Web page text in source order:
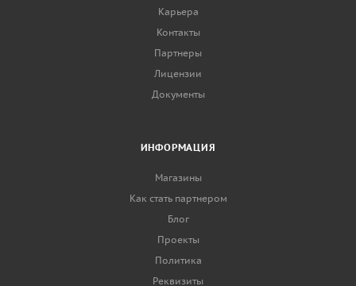
Карьера
Контакты
Партнеры
Лицензии
Документы
ИНФОРМАЦИЯ
Магазины
Как стать партнером
Блог
Проекты
Политика
Реквизиты